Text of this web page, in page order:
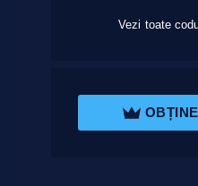
Vezi toate